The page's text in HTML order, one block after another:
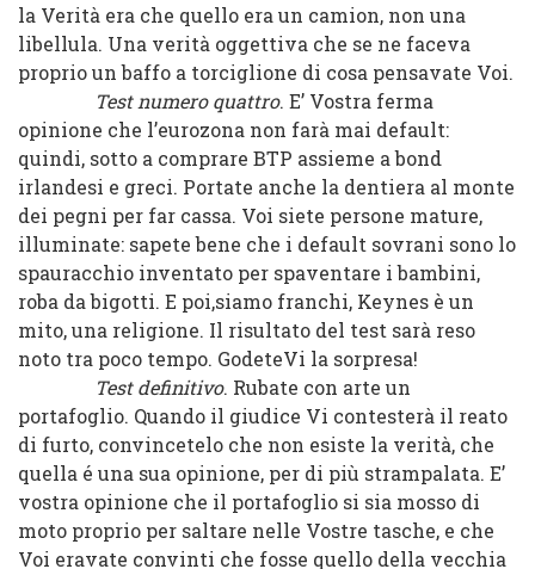
la Verità era che quello era un camion, non una
libellula. Una verità oggettiva che se ne faceva
proprio un baffo a torciglione di cosa pensavate Voi.
Test numero quattro. E’ Vostra ferma
opinione che l’eurozona non farà mai default:
quindi, sotto a comprare BTP assieme a bond
irlandesi e greci. Portate anche la dentiera al monte
dei pegni per far cassa. Voi siete persone mature,
illuminate: sapete bene che i default sovrani sono lo
spauracchio inventato per spaventare i bambini,
roba da bigotti. E poi,siamo franchi, Keynes è un
mito, una religione. Il risultato del test sarà reso
noto tra poco tempo. GodeteVi la sorpresa!
Test definitivo. Rubate con arte un
portafoglio. Quando il giudice Vi contesterà il reato
di furto, convincetelo che non esiste la verità, che
quella é una sua opinione, per di più strampalata. E’
vostra opinione che il portafoglio si sia mosso di
moto proprio per saltare nelle Vostre tasche, e che
Voi eravate convinti che fosse quello della vecchia